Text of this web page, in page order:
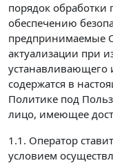
порядок
обеспечению
предпринимаемые
актуализации при
устанавливающего
содержатся в
Политике под
лицо, имеющее
1.1. Оператор
условием